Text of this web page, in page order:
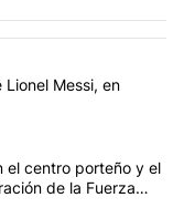
comentarios en los
Jorge Messi, el
Messi, en
aviones F 16
el centro porteño y el
de la Fuerza